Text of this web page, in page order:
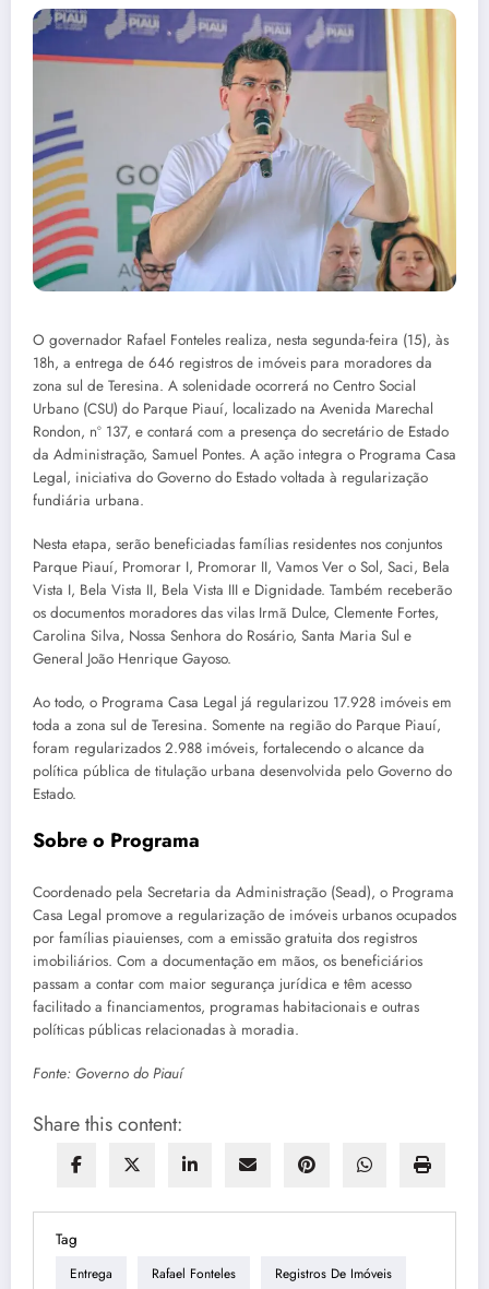
O governador Rafael Fonteles realiza, nesta segunda-feira (15), às
18h, a entrega de 646 registros de imóveis para moradores da
zona sul de Teresina. A solenidade ocorrerá no Centro Social
Urbano (CSU) do Parque Piauí, localizado na Avenida Marechal
Rondon, nº 137, e contará com a presença do secretário de Estado
da Administração, Samuel Pontes. A ação integra o Programa Casa
Legal, iniciativa do Governo do Estado voltada à regularização
fundiária urbana.
Nesta etapa, serão beneficiadas famílias residentes nos conjuntos
Parque Piauí, Promorar I, Promorar II, Vamos Ver o Sol, Saci, Bela
Vista I, Bela Vista II, Bela Vista III e Dignidade. Também receberão
os documentos moradores das vilas Irmã Dulce, Clemente Fortes,
Carolina Silva, Nossa Senhora do Rosário, Santa Maria Sul e
General João Henrique Gayoso.
Ao todo, o Programa Casa Legal já regularizou 17.928 imóveis em
toda a zona sul de Teresina. Somente na região do Parque Piauí,
foram regularizados 2.988 imóveis, fortalecendo o alcance da
política pública de titulação urbana desenvolvida pelo Governo do
Estado.
Sobre o Programa
Coordenado pela Secretaria da Administração (Sead), o Programa
Casa Legal promove a regularização de imóveis urbanos ocupados
por famílias piauienses, com a emissão gratuita dos registros
imobiliários. Com a documentação em mãos, os beneficiários
passam a contar com maior segurança jurídica e têm acesso
facilitado a financiamentos, programas habitacionais e outras
políticas públicas relacionadas à moradia.
Fonte: Governo do Piauí
Share this content:
Tag
Entrega Rafael Fonteles Registros De Imóveis